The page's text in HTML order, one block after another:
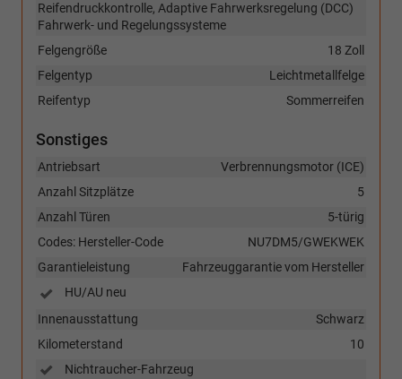
Reifendruckkontrolle, Adaptive Fahrwerksregelung (DCC)
Fahrwerk- und Regelungssysteme
18 Zoll
Felgengröße
Leichtmetallfelge
Felgentyp
Sommerreifen
Reifentyp
Sonstiges
Verbrennungsmotor (ICE)
Antriebsart
5
Anzahl Sitzplätze
5-türig
Anzahl Türen
NU7DM5/GWEKWEK
Codes: Hersteller-Code
Fahrzeuggarantie vom Hersteller
Garantieleistung
HU/AU neu
Schwarz
Innenausstattung
10
Kilometerstand
Nichtraucher-Fahrzeug